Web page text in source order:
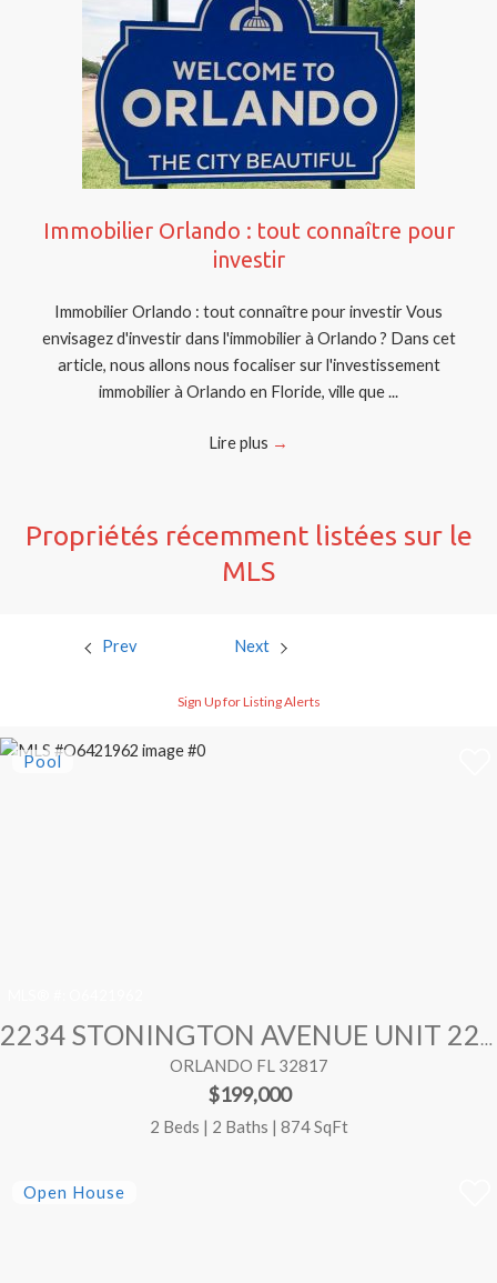
Immobilier Orlando : tout connaître pour
investir
Immobilier Orlando : tout connaître pour investir Vous
envisagez d'investir dans l'immobilier à Orlando ? Dans cet
article, nous allons nous focaliser sur l'investissement
immobilier à Orlando en Floride, ville que ...
Lire plus →
Propriétés récemment listées sur le
MLS
Prev Next
Sign Up for Listing Alerts
2234 STONINGTON AVENUE UNIT 2234
ORLANDO FL 32817
$199,000
2 Beds | 2 Baths | 874 SqFt